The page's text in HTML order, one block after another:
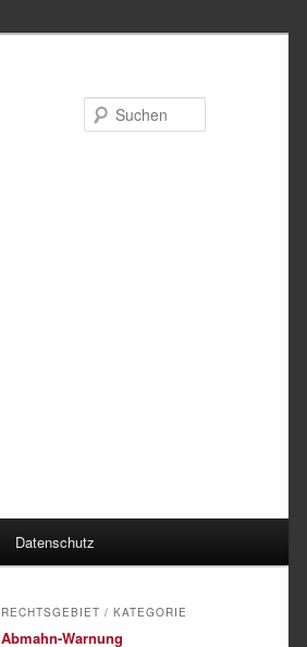
Datenschutz
RECHTSGEBIET / KATEGORIE
Abmahn-Warnung